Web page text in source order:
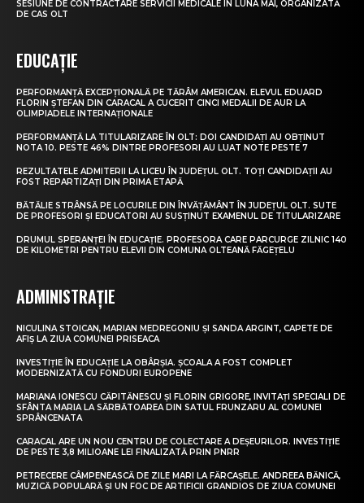
SESIUNE DE CONTRACTARE SERVICII MEDICALE ÎN LUNA MAI, ORGANIZATĂ
DE CAS OLT
EDUCAȚIE
PERFORMANȚĂ EXCEPȚIONALĂ PE TĂRÂM AMERICAN. ELEVUL EDUARD
FLORIN ȘTEFAN DIN CARACAL A CUCERIT CINCI MEDALII DE AUR LA
OLIMPIADELE INTERNAȚIONALE
PERFORMANȚĂ LA TITULARIZARE ÎN OLT: DOI CANDIDAȚI AU OBȚINUT
NOTA 10. PESTE 46% DINTRE PROFESORI AU LUAT NOTE PESTE 7
REZULTATELE ADMITERII LA LICEU ÎN JUDEȚUL OLT. TOȚI CANDIDAȚII AU
FOST REPARTIZAȚI DIN PRIMA ETAPĂ
BĂTĂLIE STRÂNSĂ PE LOCURILE DIN ÎNVĂȚĂMÂNT ÎN JUDEȚUL OLT. SUTE
DE PROFESORI ȘI EDUCATORI AU SUSȚINUT EXAMENUL DE TITULARIZARE
DRUMUL SPERANȚEI ÎN EDUCAȚIE. PROFESORA CARE PARCURGE ZILNIC 140
DE KILOMETRI PENTRU ELEVII DIN COMUNA OLTEANĂ FĂGEȚELU
ADMINISTRAȚIE
NICULINA STOICAN, MARIAN MEDREGONIU ȘI SANDA ARGINT, CAPETE DE
AFIȘ LA ZIUA COMUNEI PRISEACA
INVESTIȚIE ÎN EDUCAȚIE LA OBÂRȘIA. ȘCOALA A FOST COMPLET
MODERNIZATĂ CU FONDURI EUROPENE
MARIANA IONESCU CĂPITĂNESCU ȘI FLORIN GRIGORE, INVITAȚI SPECIALI DE
SFÂNTA MARIA LA SĂRBĂTOAREA DIN SATUL FRUNZARU AL COMUNEI
SPRÂNCENATA
CARACAL ARE UN NOU CENTRU DE COLECTARE A DEȘEURILOR. INVESTIȚIE
DE PESTE 3,8 MILIOANE LEI FINALIZATĂ PRIN PNRR
PETRECERE CÂMPENEASCĂ DE ZILE MARI LA FĂRCAȘELE. ANDREEA BĂNICĂ,
MUZICĂ POPULARĂ ȘI UN FOC DE ARTIFICII GRANDIOS DE ZIUA COMUNEI